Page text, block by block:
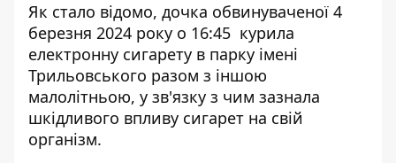
Як стало відомо, дочка обвинуваченої 4
березня 2024 року о 16:45 курила
електронну сигарету в парку імені
Трильовського разом з іншою
малолітньою, у зв'язку з чим зазнала
шкідливого впливу сигарет на свій
організм.